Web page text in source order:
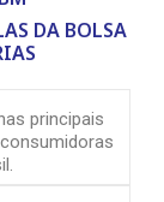
DA BOLSA
principais